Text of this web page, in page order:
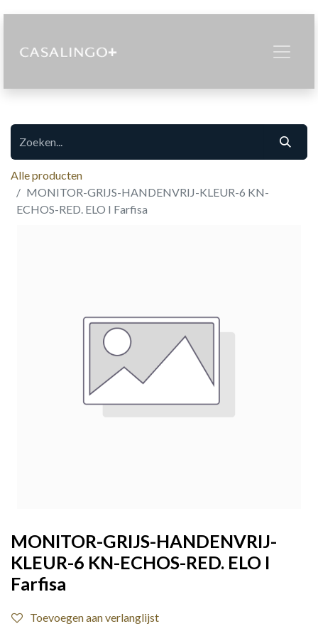
Alle producten
MONITOR-GRIJS-HANDENVRIJ-KLEUR-6 KN-
ECHOS-RED. ELO I Farfisa
MONITOR-GRIJS-HANDENVRIJ-
KLEUR-6 KN-ECHOS-RED. ELO I
Farfisa
Toevoegen aan verlanglijst